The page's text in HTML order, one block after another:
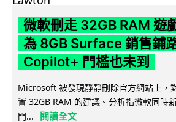
微軟刪走 32GB RAM 遊
為 8GB Surface 銷售鋪
Copilot+ 門檻也未到
Microsoft 被發現靜靜刪除官方網站上，
置 32GB RAM 的建議。分析指微軟同時
門...
閱讀全文